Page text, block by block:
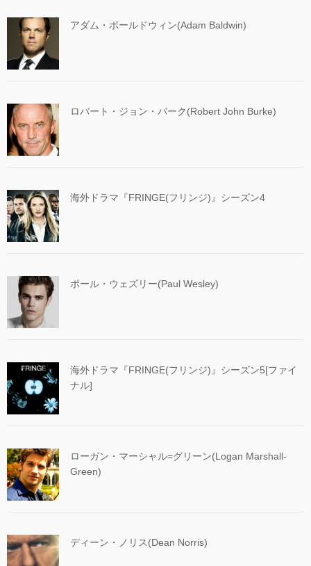
アダム・ボールドウィン(Adam Baldwin)
ロバート・ジョン・バーク(Robert John Burke)
海外ドラマ『FRINGE(フリンジ)』シーズン4
ポール・ウェズリー(Paul Wesley)
海外ドラマ『FRINGE(フリンジ)』シーズン5[ファイ
ナル]
ローガン・マーシャル=グリーン(Logan Marshall-
Green)
ディーン・ノリス(Dean Norris)